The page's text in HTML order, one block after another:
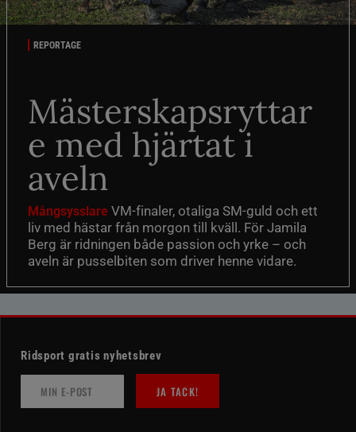
REPORTAGE
Mästerskapsryttar
e med hjärtat i
aveln
Mångsysslare VM-finaler, otaliga SM-guld och ett
liv med hästar från morgon till kväll. För Jamila
Berg är ridningen både passion och yrke – och
aveln är pusselbiten som driver henne vidare.
Ridsport gratis nyhetsbrev
JA TACK!